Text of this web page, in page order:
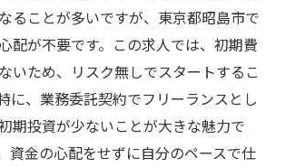
ることが多いですが、東京都昭島市で
配が不要です。この求人では、初期費
いため、リスク無しでスタートするこ
に、業務委託契約でフリーランスとし
期投資が少ないことが大きな魅力で
資金の心配をせずに自分のペースで仕